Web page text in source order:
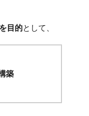
目的として、
築